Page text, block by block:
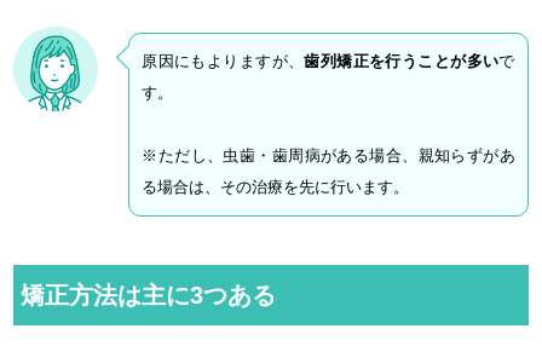
原因にもよりますが、歯列矯正を行うことが多いで
す。
※ただし、虫歯・歯周病がある場合、親知らずがあ
る場合は、その治療を先に行います。
矯正方法は主に3つある